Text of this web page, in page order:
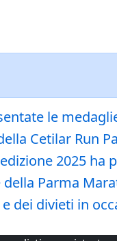
le
Cetilar Run
2025 ha
Parma
dei divieti in